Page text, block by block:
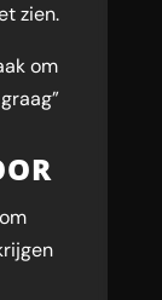
zien.
om